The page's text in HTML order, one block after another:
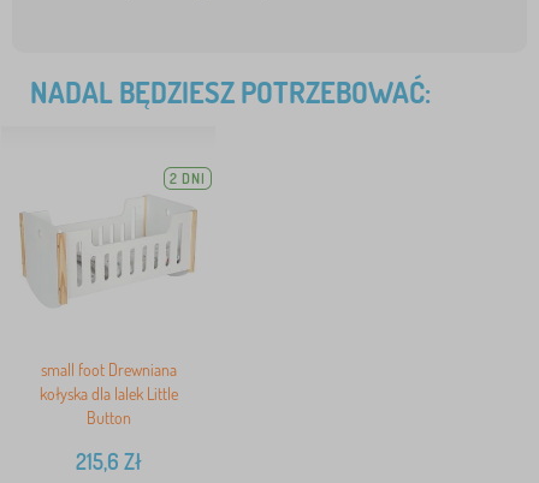
NADAL BĘDZIESZ POTRZEBOWAĆ:
2 DNI
small foot Drewniana
kołyska dla lalek Little
Button
215,6 Zł